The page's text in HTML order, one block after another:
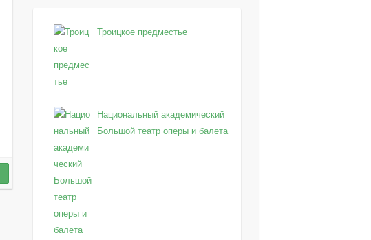
Троицкое предместье
Национальный академический
Большой театр оперы и балета